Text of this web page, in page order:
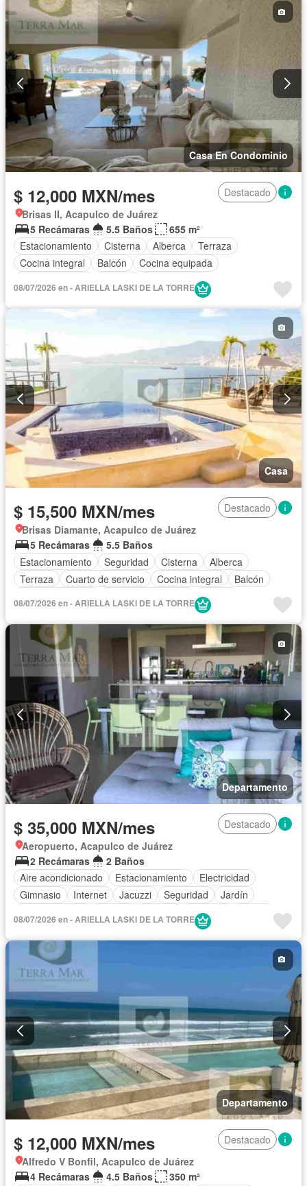
Casa En Condominio
$ 12,000 MXN/mes
Destacado
Brisas II, Acapulco de Juárez
5 Recámaras
5.5 Baños
655 m²
Estacionamiento
Cisterna Alberca
Terraza
Cocina integral
Balcón
Cocina equipada
Televisión por cable
Recámara con closet
Caseta de vigilancia
Permite mascotas
Completamente amueblado
08/07/2026 en - ARIELLA LASKI DE LA TORRE
Casa
$ 15,500 MXN/mes
Destacado
Brisas Diamante, Acapulco de Juárez
5 Recámaras
5.5 Baños
Estacionamiento
Seguridad Cisterna
Alberca
Terraza
Cuarto de servicio Cocina integral
Balcón
Jacuzzi
Recámara con closet
Caseta de vigilancia
Vista panorámica
Wifi
Permite mascotas
Permite niños
Completamente amueblado
08/07/2026 en - ARIELLA LASKI DE LA TORRE
Departamento
$ 35,000 MXN/mes
Destacado
Aeropuerto, Acapulco de Juárez
2 Recámaras
2 Baños
Aire acondicionado
Estacionamiento
Electricidad
Gimnasio
Internet Jacuzzi Seguridad
Jardín
Elevador
Acceso para personas con discapacidad
Cocina equipada
Zona infantil
Recámara con closet
Permite niños
08/07/2026 en - ARIELLA LASKI DE LA TORRE
Departamento
$ 12,000 MXN/mes
Destacado
Alfredo V Bonfil, Acapulco de Juárez
4 Recámaras
4.5 Baños
350 m²